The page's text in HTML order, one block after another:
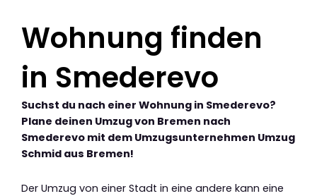
Wohnung finden
in Smederevo
Suchst du nach einer Wohnung in Smederevo?
Plane deinen Umzug von Bremen nach
Smederevo mit dem Umzugsunternehmen Umzug
Schmid aus Bremen!
Der Umzug von einer Stadt in eine andere kann eine